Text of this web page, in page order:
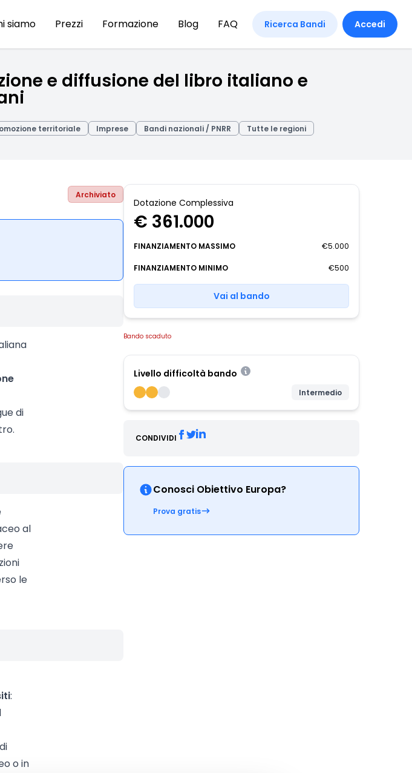
siamo Prezzi Formazione Blog FAQ Ricerca Bandi Accedi
e diffusione del libro italiano e
territoriale Imprese Bandi nazionali / PNRR Tutte le regioni
Archiviato
di
al
le
:
o in
Dotazione Complessiva
€ 361.000
FINANZIAMENTO MASSIMO €5.000
FINANZIAMENTO MINIMO €500
Vai al bando
Bando scaduto
Livello difficoltà bando
Intermedio
CONDIVIDI
Conosci Obiettivo Europa?
Prova gratis